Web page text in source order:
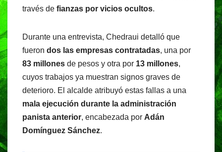
través de fianzas por vicios ocultos.
Durante una entrevista, Chedraui detalló que
fueron dos las empresas contratadas, una por
83 millones de pesos y otra por 13 millones,
cuyos trabajos ya muestran signos graves de
deterioro. El alcalde atribuyó estas fallas a una
mala ejecución durante la administración
panista anterior, encabezada por Adán
Domínguez Sánchez.